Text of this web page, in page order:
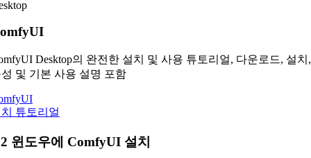
Desktop의 완전한 설치 및 사용 튜토리얼, 다운로드, 설치,
및 기본 사용 설명 포함
튜토리얼
윈도우에 ComfyUI 설치